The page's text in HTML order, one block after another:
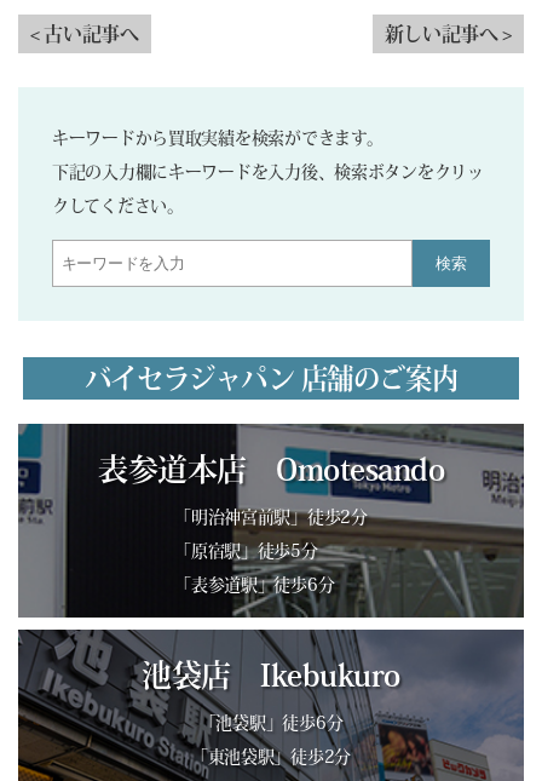
< 古い記事へ 新しい記事へ >
キーワードから買取実績を検索ができます。
下記の入力欄にキーワードを入力後、検索ボタンをクリッ
クしてください。
検索
バイセラジャパン 店舗のご案内
表参道本店 Omotesando
「明治神宮前駅」徒歩2分
「原宿駅」徒歩5分
「表参道駅」徒歩6分
池袋店 Ikebukuro
「池袋駅」徒歩6分
「東池袋駅」徒歩2分